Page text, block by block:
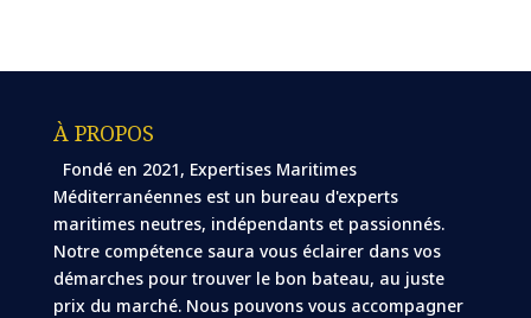
À PROPOS
Fondé en 2021, Expertises Maritimes
Méditerranéennes est un bureau d'experts
maritimes neutres, indépendants et passionnés.
Notre compétence saura vous éclairer dans vos
démarches pour trouver le bon bateau, au juste
prix du marché. Nous pouvons vous accompagner